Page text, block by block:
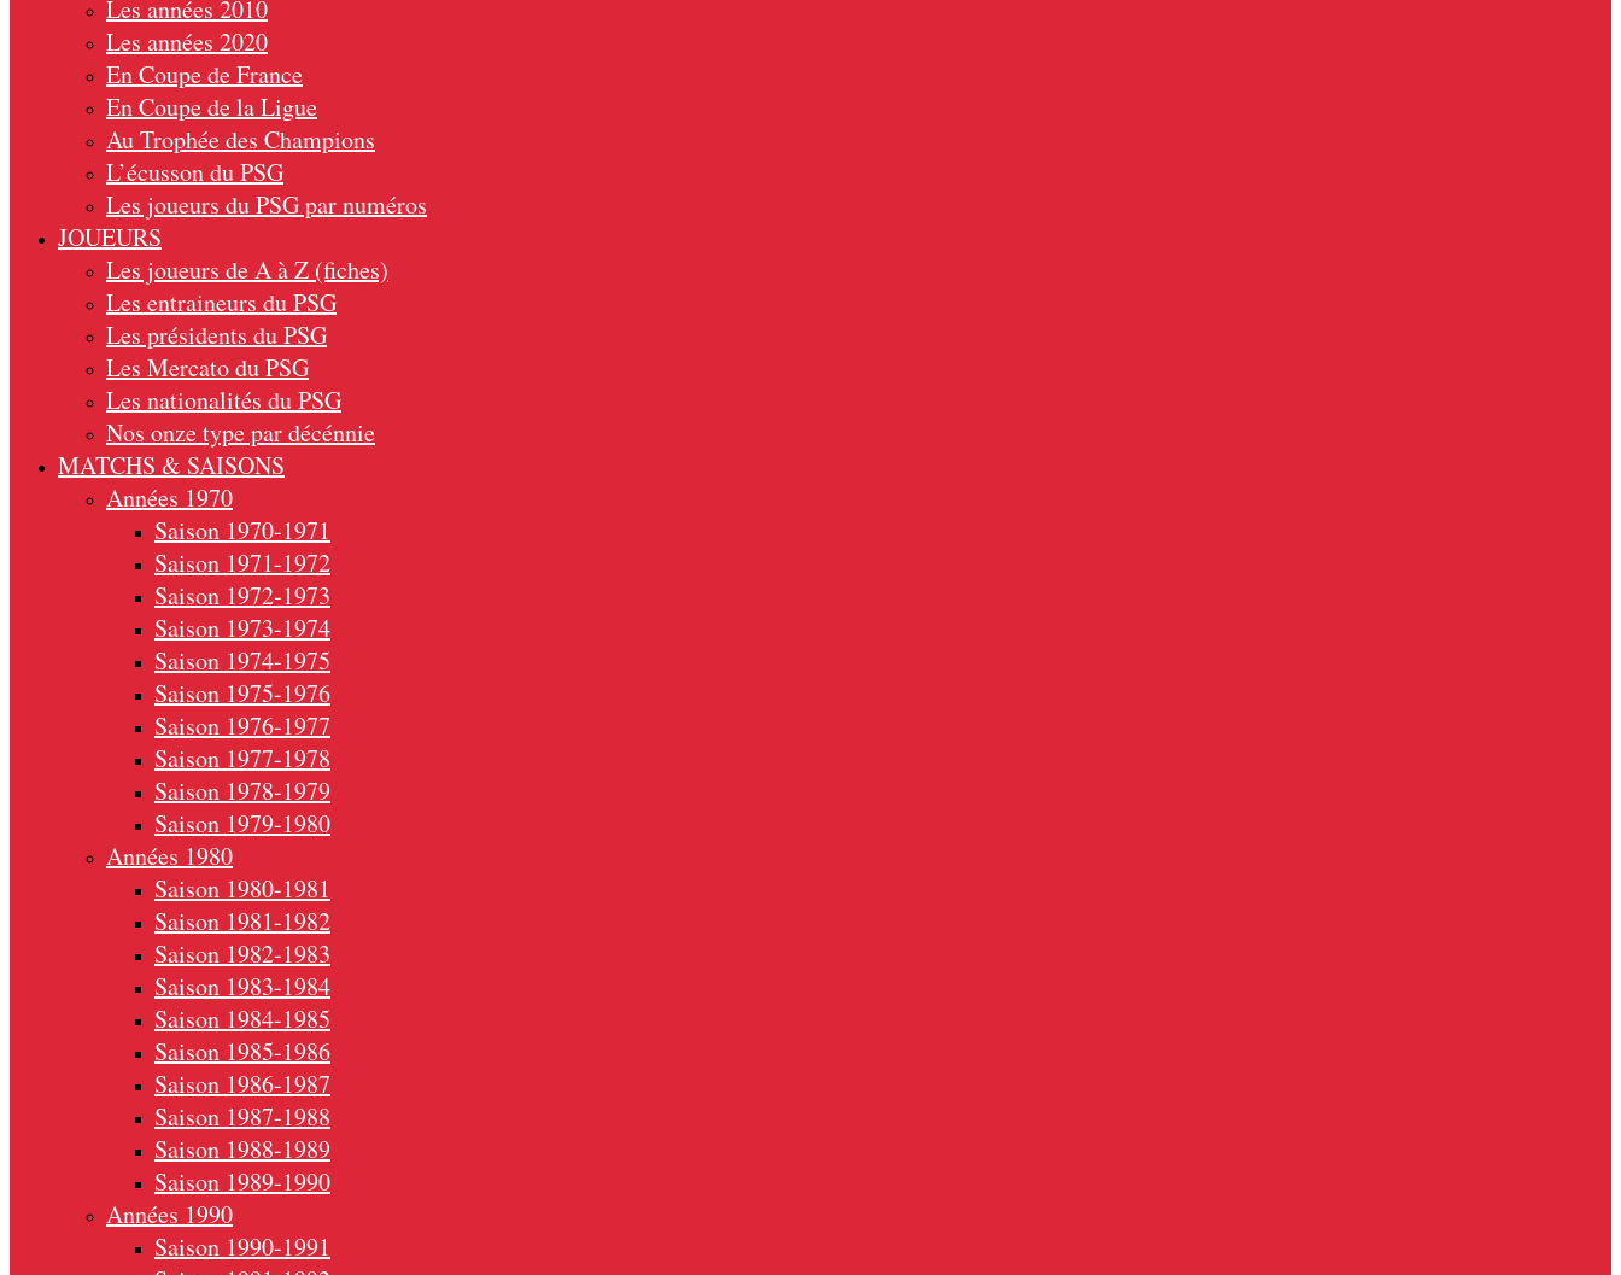
Les années 2010
Les années 2020
En Coupe de France
En Coupe de la Ligue
Au Trophée des Champions
L’écusson du PSG
Les joueurs du PSG par numéros
JOUEURS
Les joueurs de A à Z (fiches)
Les entraineurs du PSG
Les présidents du PSG
Les Mercato du PSG
Les nationalités du PSG
Nos onze type par décénnie
MATCHS & SAISONS
Années 1970
Saison 1970-1971
Saison 1971-1972
Saison 1972-1973
Saison 1973-1974
Saison 1974-1975
Saison 1975-1976
Saison 1976-1977
Saison 1977-1978
Saison 1978-1979
Saison 1979-1980
Années 1980
Saison 1980-1981
Saison 1981-1982
Saison 1982-1983
Saison 1983-1984
Saison 1984-1985
Saison 1985-1986
Saison 1986-1987
Saison 1987-1988
Saison 1988-1989
Saison 1989-1990
Années 1990
Saison 1990-1991